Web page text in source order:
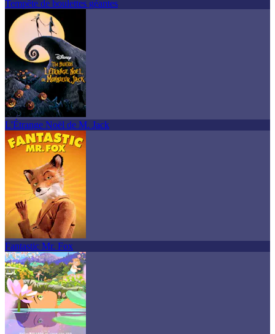
Tempête de boulettes géantes
L'Étrange Noël de M. Jack
Fantastic Mr. Fox